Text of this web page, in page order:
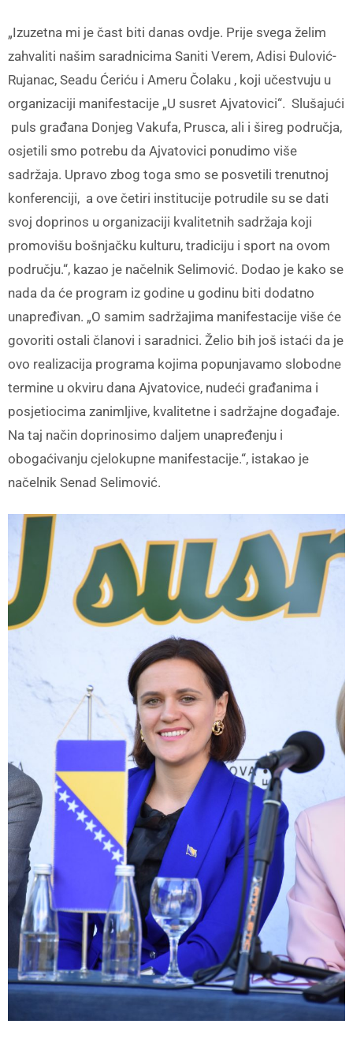
„Izuzetna mi je čast biti danas ovdje. Prije svega želim
zahvaliti našim saradnicima Saniti Verem, Adisi Đulović-
Rujanac, Seadu Ćeriću i Ameru Čolaku , koji učestvuju u
organizaciji manifestacije „U susret Ajvatovici“. Slušajući
puls građana Donjeg Vakufa, Prusca, ali i šireg područja,
osjetili smo potrebu da Ajvatovici ponudimo više
sadržaja. Upravo zbog toga smo se posvetili trenutnoj
konferenciji, a ove četiri institucije potrudile su se dati
svoj doprinos u organizaciji kvalitetnih sadržaja koji
promovišu bošnjačku kulturu, tradiciju i sport na ovom
području.“, kazao je načelnik Selimović. Dodao je kako se
nada da će program iz godine u godinu biti dodatno
unapređivan. „O samim sadržajima manifestacije više će
govoriti ostali članovi i saradnici. Želio bih još istaći da je
ovo realizacija programa kojima popunjavamo slobodne
termine u okviru dana Ajvatovice, nudeći građanima i
posjetiocima zanimljive, kvalitetne i sadržajne događaje.
Na taj način doprinosimo daljem unapređenju i
obogaćivanju cjelokupne manifestacije.“, istakao je
načelnik Senad Selimović.